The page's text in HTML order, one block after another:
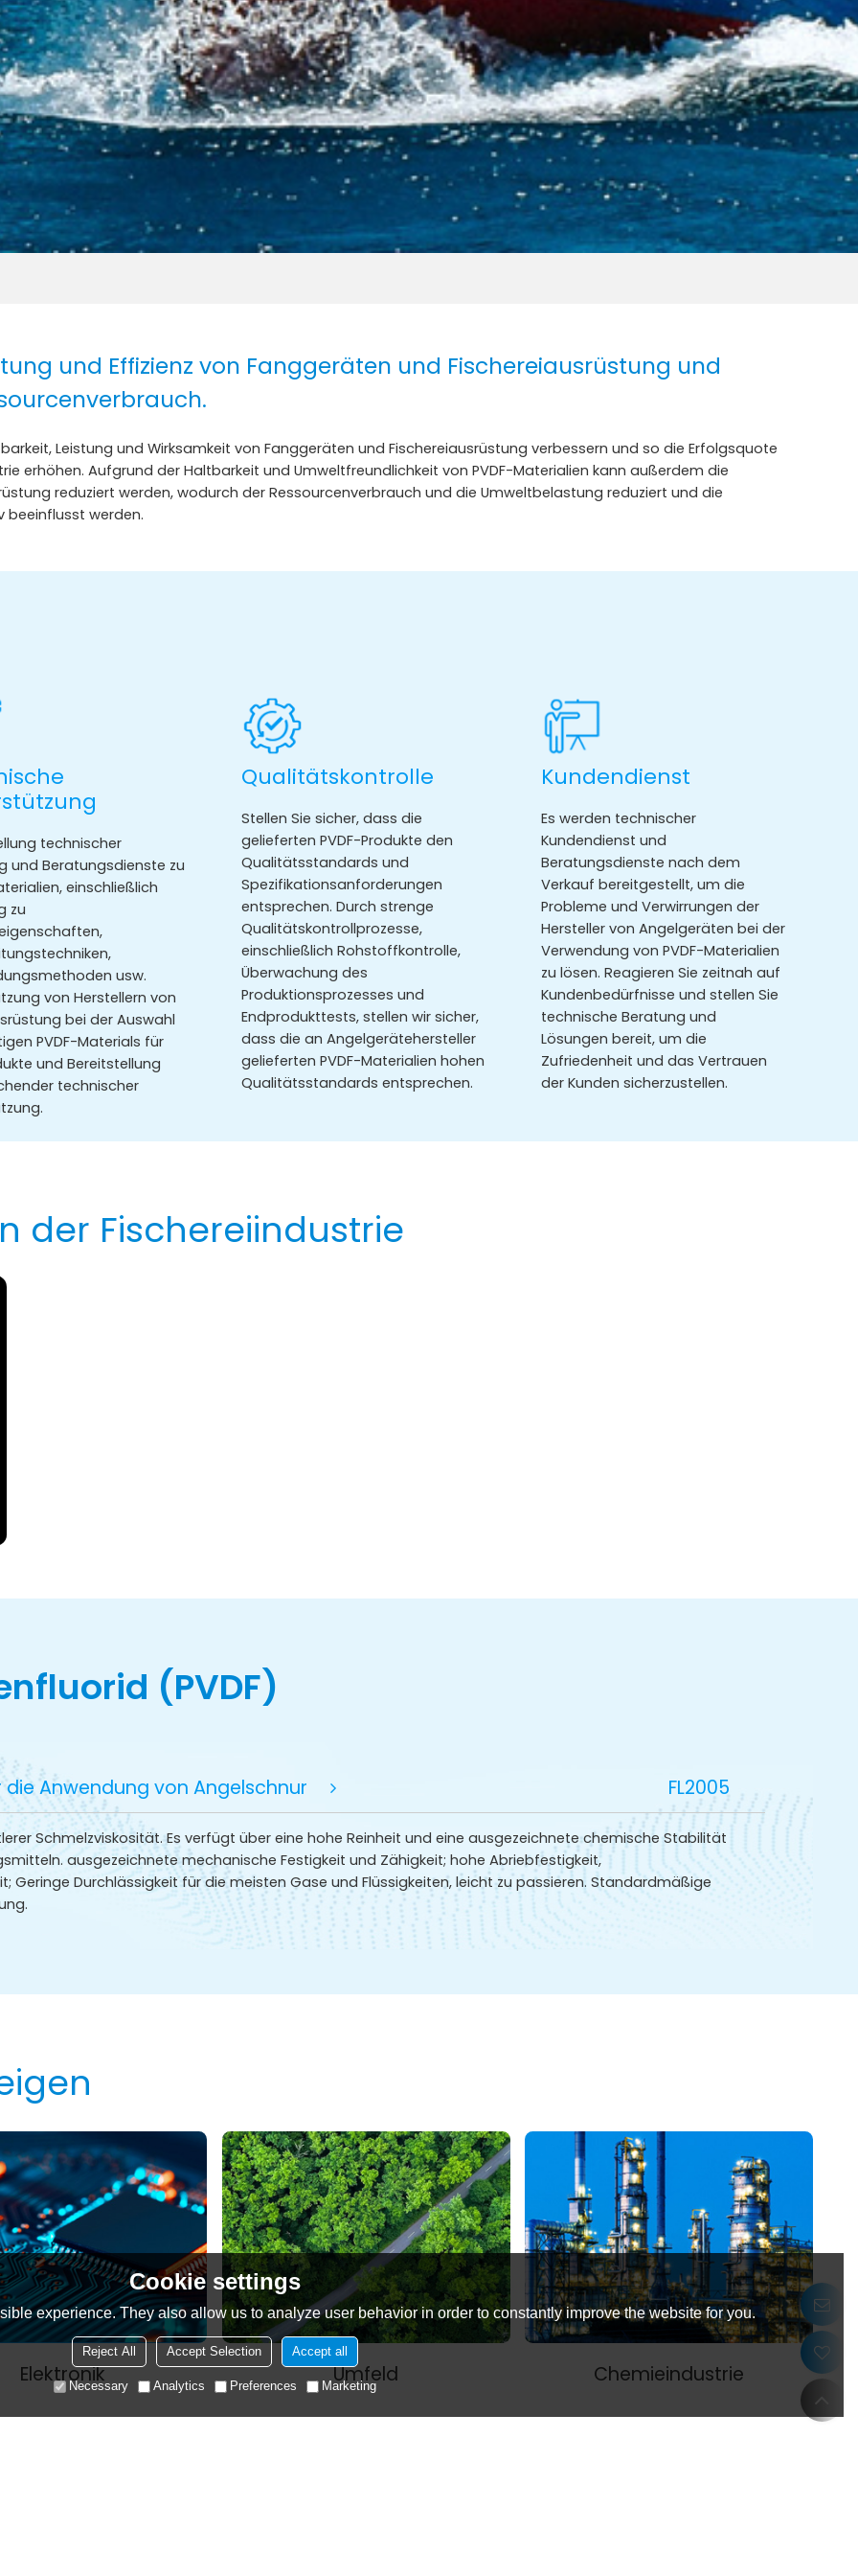
und Effizienz von Fanggeräten und Fischereiausrüstung und
Leistung und Wirksamkeit von Fanggeräten und Fischereiausrüstung verbessern und so die Erfolgsquote
erhöhen. Aufgrund der Haltbarkeit und Umweltfreundlichkeit von PVDF-Materialien kann außerdem die
reduziert werden, wodurch der Ressourcenverbrauch und die Umweltbelastung reduziert und die
beeinflusst werden.
technischer
und Beratungsdienste zu
einschließlich
zu
usw.
von Herstellern von
bei der Auswahl
PVDF-Materials für
und Bereitstellung
technischer
Qualitätskontrolle
Stellen Sie sicher, dass die
gelieferten PVDF-Produkte den
Qualitätsstandards und
Spezifikationsanforderungen
entsprechen. Durch strenge
Qualitätskontrollprozesse,
einschließlich Rohstoffkontrolle,
Überwachung des
Produktionsprozesses und
Endprodukttests, stellen wir sicher,
dass die an Angelgerätehersteller
gelieferten PVDF-Materialien hohen
Qualitätsstandards entsprechen.
Kundendienst
Es werden technischer
Kundendienst und
Beratungsdienste nach dem
Verkauf bereitgestellt, um die
Probleme und Verwirrungen der
Hersteller von Angelgeräten bei der
Verwendung von PVDF-Materialien
zu lösen. Reagieren Sie zeitnah auf
Kundenbedürfnisse und stellen Sie
technische Beratung und
Lösungen bereit, um die
Zufriedenheit und das Vertrauen
der Kunden sicherzustellen.
der Fischereiindustrie
(PVDF)
die Anwendung von Angelschnur FL2005
Schmelzviskosität. Es verfügt über eine hohe Reinheit und eine ausgezeichnete chemische Stabilität
ausgezeichnete mechanische Festigkeit und Zähigkeit; hohe Abriebfestigkeit,
Durchlässigkeit für die meisten Gase und Flüssigkeiten, leicht zu passieren. Standardmäßige
Elektronik Umfeld Chemieindustrie
Cookie settings
experience. They also allow us to analyze user behavior in order to constantly improve the website for you.
Reject All Accept Selection Accept all
Necessary Analytics Preferences Marketing